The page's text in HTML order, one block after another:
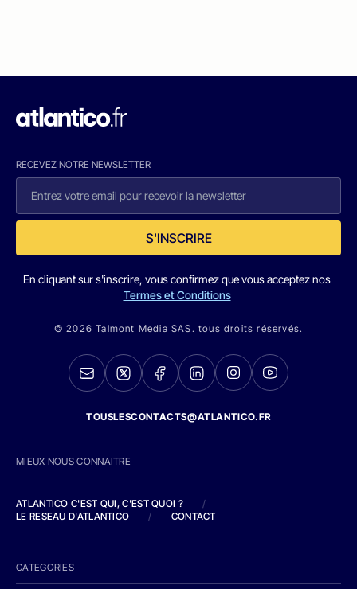
RECEVEZ NOTRE NEWSLETTER
S'INSCRIRE
En cliquant sur s'inscrire, vous confirmez que vous acceptez nos
Termes et Conditions
© 2026 Talmont Media SAS. tous droits réservés.
TOUSLESCONTACTS@ATLANTICO.FR
MIEUX NOUS CONNAITRE
ATLANTICO C'EST QUI, C'EST QUOI ?
/
LE RESEAU D'ATLANTICO
/ CONTACT
CATEGORIES